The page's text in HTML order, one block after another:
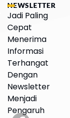
NEWSLETTER
Jadi Paling
Cepat
Menerima
Informasi
Terhangat
Dengan
Newsletter
Menjadi
Pengaruh